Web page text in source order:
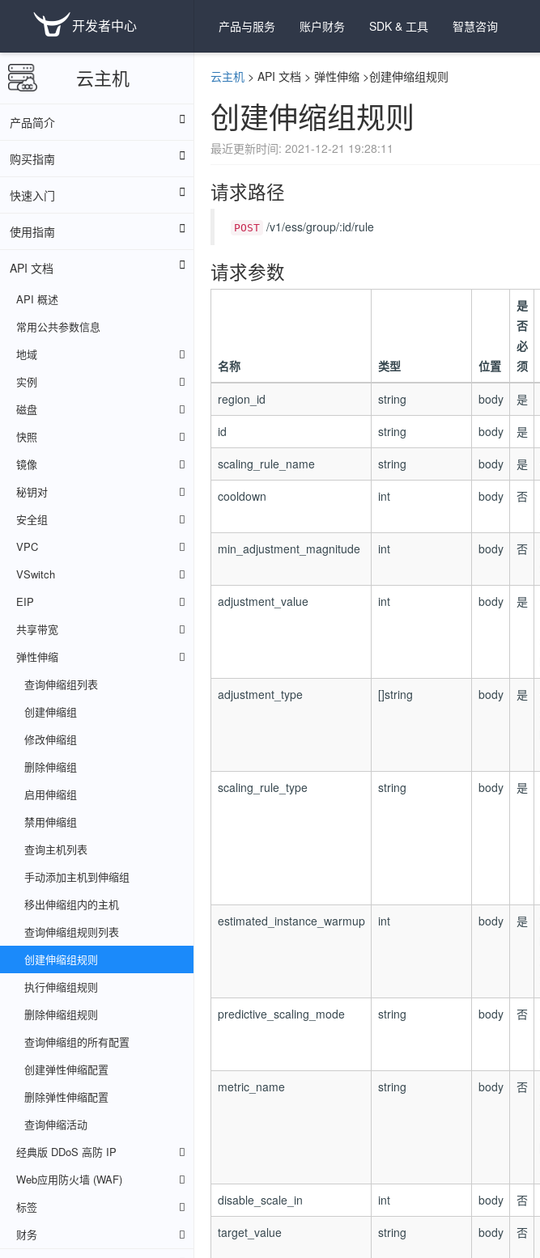
开发者中心 产品与服务 账户财务 SDK & 工具 智慧咨询
云主机
产品简介
购买指南
快速入门
使用指南
API 文档
API 概述
常用公共参数信息
地域
实例
磁盘
快照
镜像
秘钥对
安全组
VPC
VSwitch
EIP
共享带宽
弹性伸缩
查询伸缩组列表
创建伸缩组
修改伸缩组
删除伸缩组
启用伸缩组
禁用伸缩组
查询主机列表
手动添加主机到伸缩组
移出伸缩组内的主机
查询伸缩组规则列表
创建伸缩组规则
执行伸缩组规则
删除伸缩组规则
查询伸缩组的所有配置
创建弹性伸缩配置
删除弹性伸缩配置
查询伸缩活动
经典版 DDoS 高防 IP
Web应用防火墙 (WAF)
标签
财务
云主机 > API 文档 > 弹性伸缩 >创建伸缩组规则
创建伸缩组规则
最近更新时间: 2021-12-21 19:28:11
请求路径
POST /v1/ess/group/:id/rule
请求参数
名称 类型 位置
是
否
必
须
region_id string body 是
id
string body 是
scaling_rule_name
string body 是
cooldown
int body 否
min_adjustment_magnitude
int body 否
adjustment_value
int body 是
adjustment_type
[]string body 是
scaling_rule_type
string body 是
estimated_instance_warmup
int body 是
predictive_scaling_mode
string body 否
metric_name
string body 否
disable_scale_in
int body 否
target_value
string body 否